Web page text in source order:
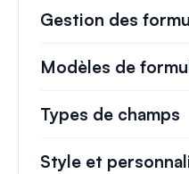
Gestion des
Modèles de
Types de champs
Style et